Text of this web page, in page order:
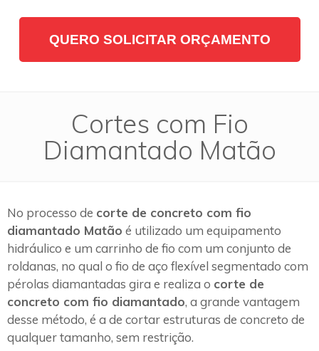
QUERO SOLICITAR ORÇAMENTO
Cortes com Fio
Diamantado Matão
No processo de corte de concreto com fio
diamantado Matão é utilizado um equipamento
hidráulico e um carrinho de fio com um conjunto de
roldanas, no qual o fio de aço flexível segmentado com
pérolas diamantadas gira e realiza o corte de
concreto com fio diamantado, a grande vantagem
desse método, é a de cortar estruturas de concreto de
qualquer tamanho, sem restrição.